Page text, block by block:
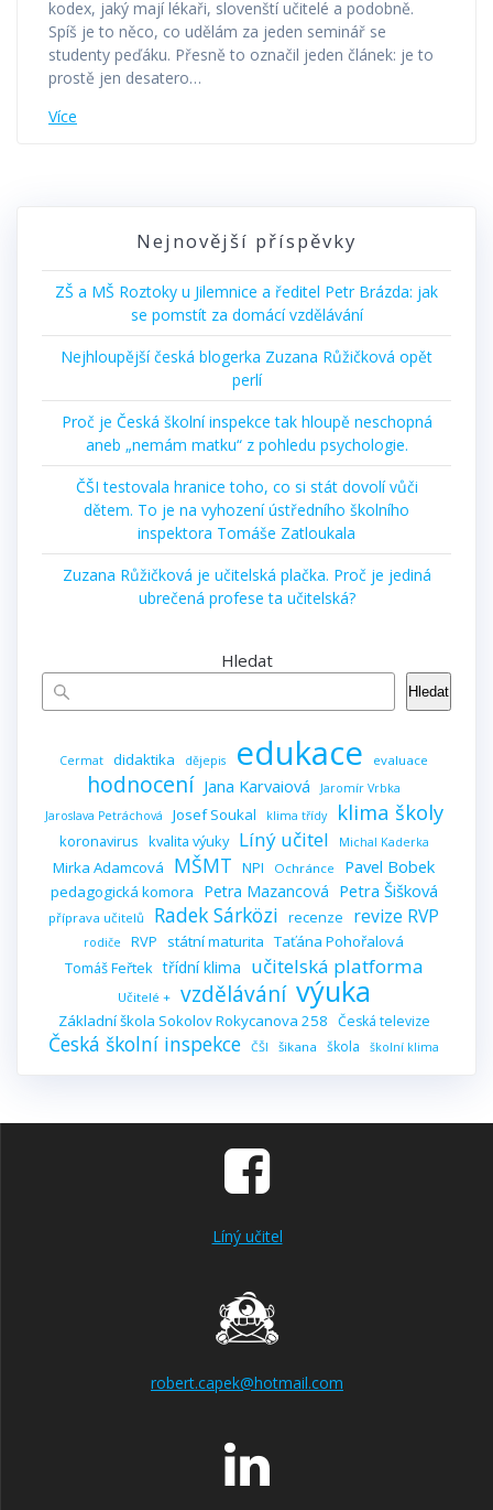
kodex, jaký mají lékaři, slovenští učitelé a podobně.
Spíš je to něco, co udělám za jeden seminář se
studenty peďáku. Přesně to označil jeden článek: je to
prostě jen desatero…
Více
Nejnovější příspěvky
ZŠ a MŠ Roztoky u Jilemnice a ředitel Petr Brázda: jak
se pomstít za domácí vzdělávání
Nejhloupější česká blogerka Zuzana Růžičková opět
perlí
Proč je Česká školní inspekce tak hloupě neschopná
aneb „nemám matku“ z pohledu psychologie.
ČŠI testovala hranice toho, co si stát dovolí vůči
dětem. To je na vyhození ústředního školního
inspektora Tomáše Zatloukala
Zuzana Růžičková je učitelská plačka. Proč je jediná
ubrečená profese ta učitelská?
Hledat
Hledat
Cermat didaktika dějepis edukace evaluace
hodnocení Jana Karvaiová
Jaromír Vrbka
Jaroslava Petráchová
Josef Soukal klima třídy klima školy
koronavirus kvalita výuky Líný učitel Michal Kaderka
Mirka Adamcová MŠMT NPI Ochránce Pavel Bobek
pedagogická komora Petra Mazancová Petra Šišková
příprava učitelů Radek Sárközi recenze revize RVP
rodiče RVP státní maturita Taťána Pohořalová
Tomáš Feřtek třídní klima učitelská platforma
Učitelé + vzdělávání výuka
Základní škola Sokolov Rokycanova 258 Česká televize
Česká školní inspekce ČŠI šikana škola školní klima
Líný učitel
robert.capek@hotmail.com